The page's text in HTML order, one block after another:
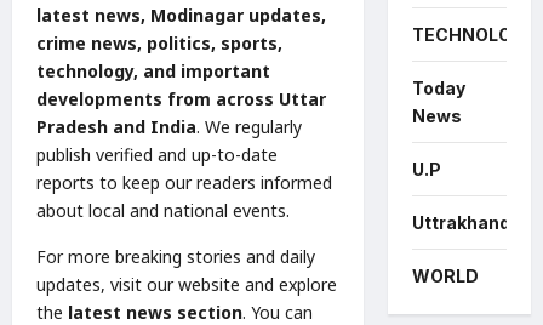
latest news, Modinagar updates,
crime news, politics, sports,
technology, and important
developments from across Uttar
Pradesh and India. We regularly
publish verified and up-to-date
reports to keep our readers informed
about local and national events.
For more breaking stories and daily
updates, visit our website and explore
the latest news section. You can
TECHNOLOGY
Today
News
U.P
Uttrakhand
WORLD